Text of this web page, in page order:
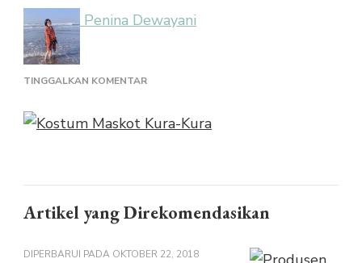
Penina Dewayani
TINGGALKAN KOMENTARPADA
(1)
Artikel yang Direkomendasikan
DIPERBARUI PADA OKTOBER 22, 2018